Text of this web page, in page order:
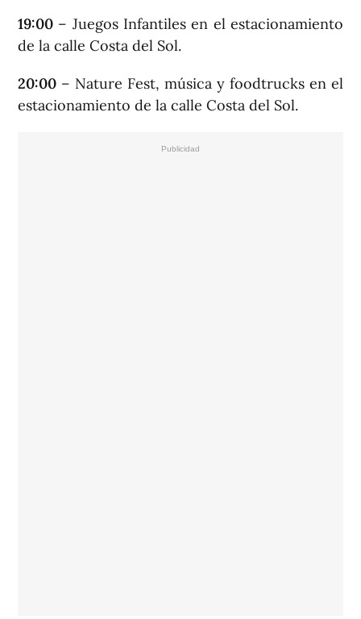
19:00 – Juegos Infantiles en el estacionamiento
de la calle Costa del Sol.
20:00 – Nature Fest, música y foodtrucks en el
estacionamiento de la calle Costa del Sol.